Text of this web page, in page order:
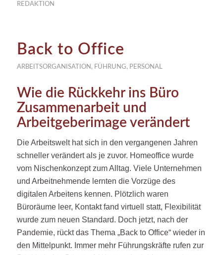
REDAKTION
Back to Office
ARBEITSORGANISATION , FÜHRUNG, PERSONAL
Wie die Rückkehr ins Büro
Zusammenarbeit und
Arbeitgeberimage verändert
Die Arbeitswelt hat sich in den vergangenen Jahren
schneller verändert als je zuvor. Homeoffice wurde
vom Nischenkonzept zum Alltag. Viele Unternehmen
und Arbeitnehmende lernten die Vorzüge des
digitalen Arbeitens kennen. Plötzlich waren
Büroräume leer, Kontakt fand virtuell statt, Flexibilität
wurde zum neuen Standard. Doch jetzt, nach der
Pandemie, rückt das Thema „Back to Office“ wieder in
den Mittelpunkt. Immer mehr Führungskräfte rufen zur